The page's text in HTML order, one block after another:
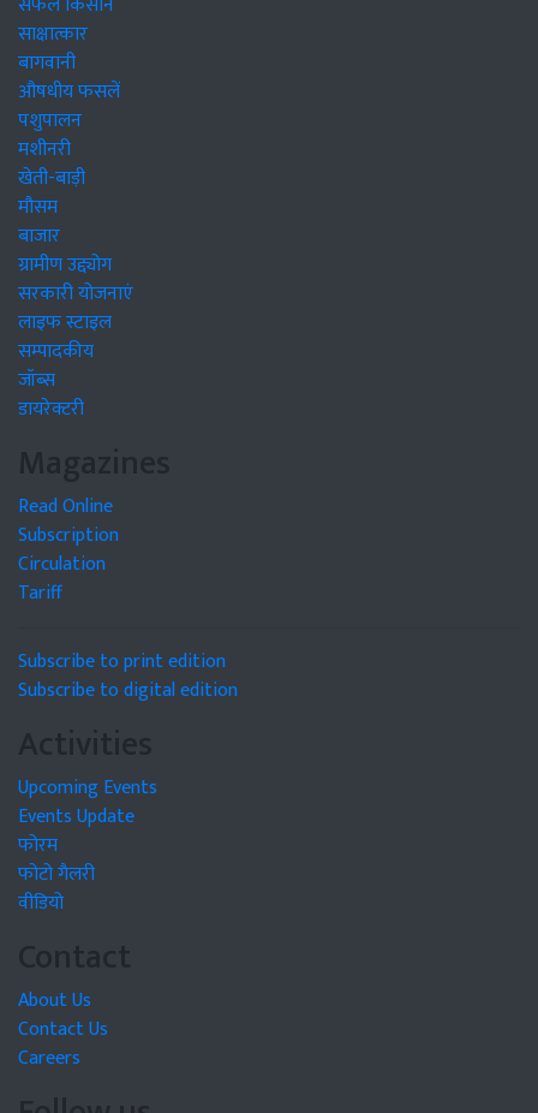
साक्षात्कार
बागवानी
औषधीय फसलें
पशुपालन
मशीनरी
खेती-बाड़ी
मौसम
बाजार
ग्रामीण उद्द्योग
सरकारी योजनाएं
लाइफ स्टाइल
सम्पादकीय
जॉब्स
डायरेक्टरी
Magazines
Read Online
Subscription
Circulation
Tariff
Subscribe to print edition
Subscribe to digital edition
Activities
Upcoming Events
Events Update
फोरम
फोटो गैलरी
वीडियो
Contact
About Us
Contact Us
Careers